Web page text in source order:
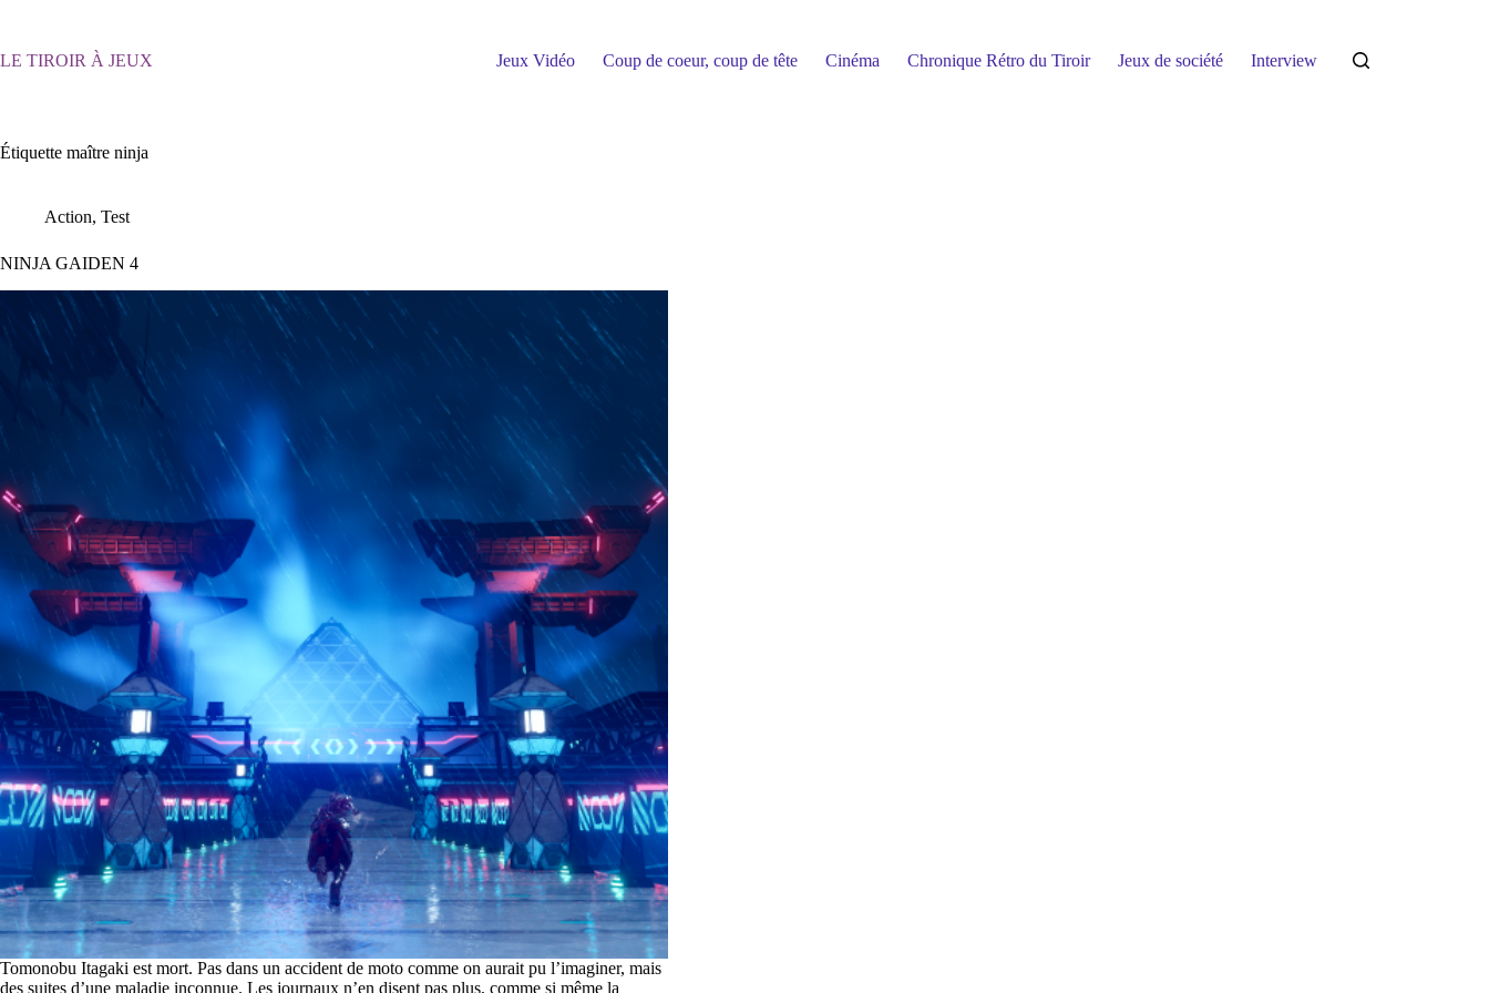
LE TIROIR À JEUX Jeux Vidéo Coup de coeur, coup de tête Cinéma Chronique Rétro du Tiroir Jeux de société Interview
Étiquette maître ninja
Action, Test
NINJA GAIDEN 4
Tomonobu Itagaki est mort. Pas dans un accident de moto comme on aurait pu l’imaginer, mais
des suites d’une maladie inconnue. Les journaux n’en disent pas plus, comme si même la